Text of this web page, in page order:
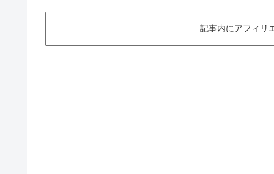
記事内にアフィリ